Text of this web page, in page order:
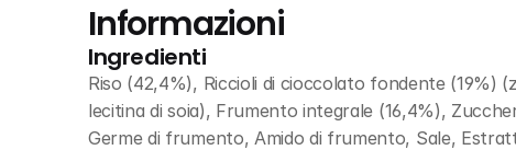
Informazioni
Ingredienti
Riso (42,4%), Riccioli di cioccolato fondente (19%)
lecitina di soia), Frumento integrale (16,4%),
Germe di frumento, Amido di frumento, Sale,